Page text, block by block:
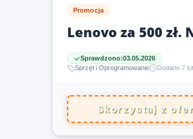
Promocja
Lenovo za 500
Sprawdzono:03.05.2026
Sprzęt i Oprogramowanie
Dodano 7
Skorzystaj z